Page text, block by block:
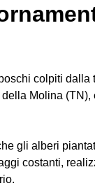
colpiti
Molina
gli alberi
costanti,